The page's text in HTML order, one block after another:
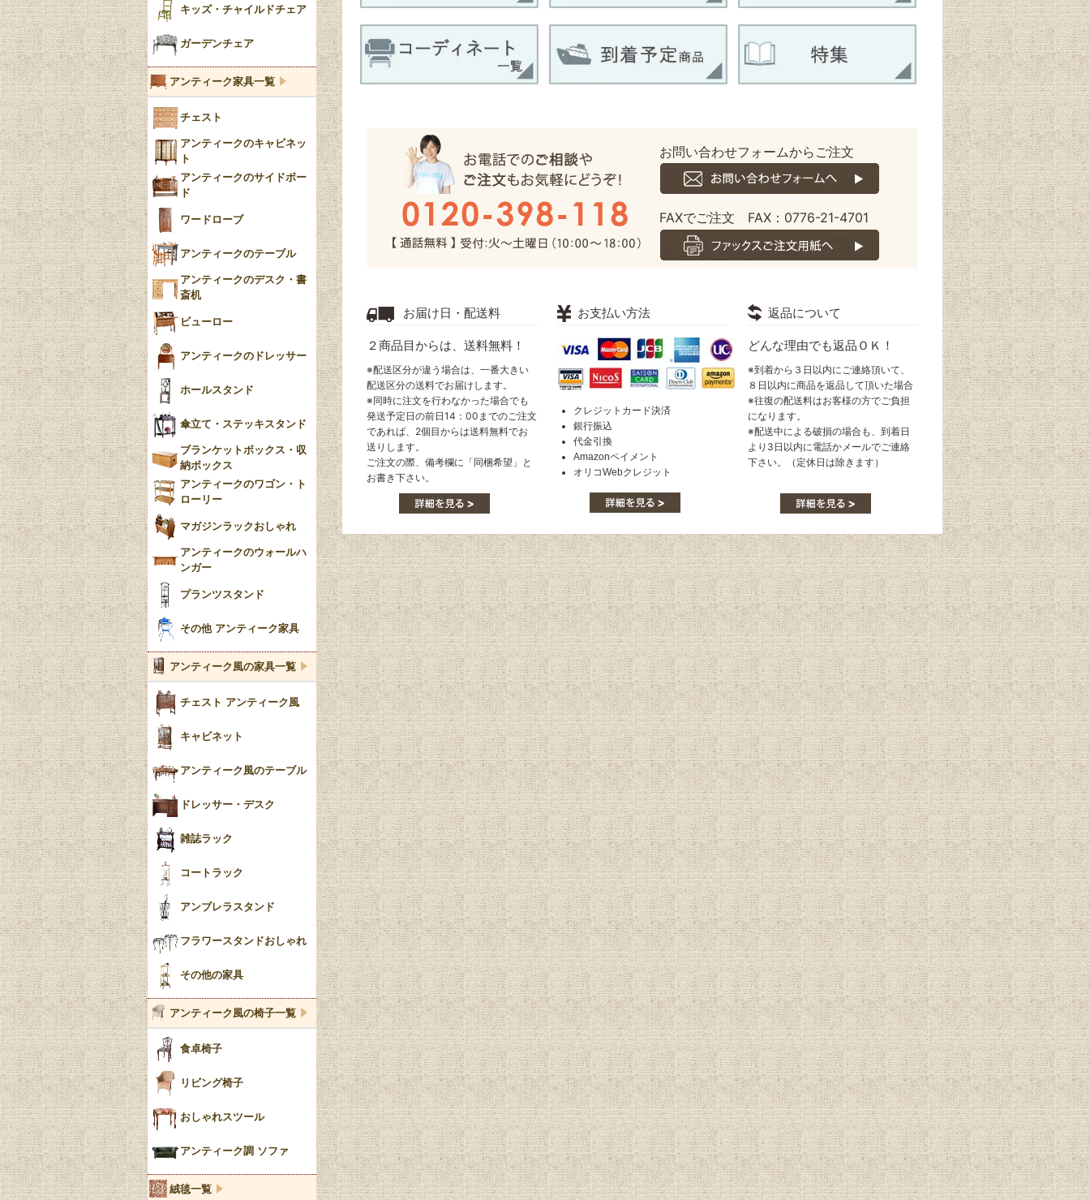
お問い合わせフォームからご注文
FAXでご注文 FAX：0776-21-4701
お届け日・配送料
２商品目からは、送料無料！
※配送区分が違う場合は、一番大きい
配送区分の送料でお届けします。
※同時に注文を行わなかった場合でも
発送予定日の前日14：00までのご注文
であれば、2個目からは送料無料でお
送りします。
ご注文の際、備考欄に「同梱希望」と
お書き下さい。
お支払い方法
クレジットカード決済
銀行振込
代金引換
Amazonペイメント
オリコWebクレジット
返品について
どんな理由でも返品ＯＫ！
※到着から３日以内にご連絡頂いて、
８日以内に商品を返品して頂いた場合
※往復の配送料はお客様の方でご負担
になります。
※配送中による破損の場合も、到着日
より3日以内に電話かメールでご連絡
下さい。（定休日は除きます）
陶器の人形
キャンドルホルダー
イマリ（IMARI）
ブルー＆ホワイト
ブルーウィローパターン
Blue）
YUAN
チンツ
クリノリン
キッズ・チャイルドチェア
ガーデンチェア
アンティーク家具一覧
チェスト
アンティークのキャビネッ
ト
アンティークのサイドボー
ド
ワードローブ
アンティークのテーブル
アンティークのデスク・書
斎机
ビューロー
アンティークのドレッサー
ホールスタンド
傘立て・ステッキスタンド
ブランケットボックス・収
納ボックス
アンティークのワゴン・ト
ローリー
マガジンラックおしゃれ
アンティークのウォールハ
ンガー
プランツスタンド
その他 アンティーク家具
アンティーク風の家具一覧
チェスト アンティーク風
キャビネット
アンティーク風のテーブル
ドレッサー・デスク
雑誌ラック
コートラック
アンブレラスタンド
フラワースタンドおしゃれ
その他の家具
アンティーク風の椅子一覧
食卓椅子
リビング椅子
おしゃれスツール
アンティーク調 ソファ
絨毯一覧